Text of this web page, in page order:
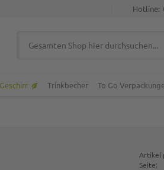
Hotline:
Trinkbecher To Go
Artikel
Seite: